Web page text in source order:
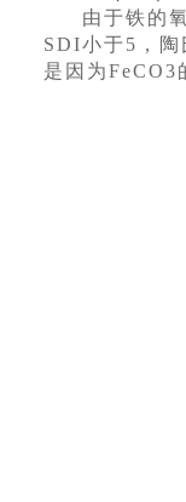
由于铁的
SDI小于5，
是因为FeCO3